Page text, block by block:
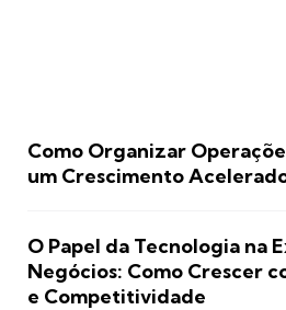
Como Organizar
um Crescimento
O Papel da Tecnologia na
Negócios: Como Crescer
e Competitividade